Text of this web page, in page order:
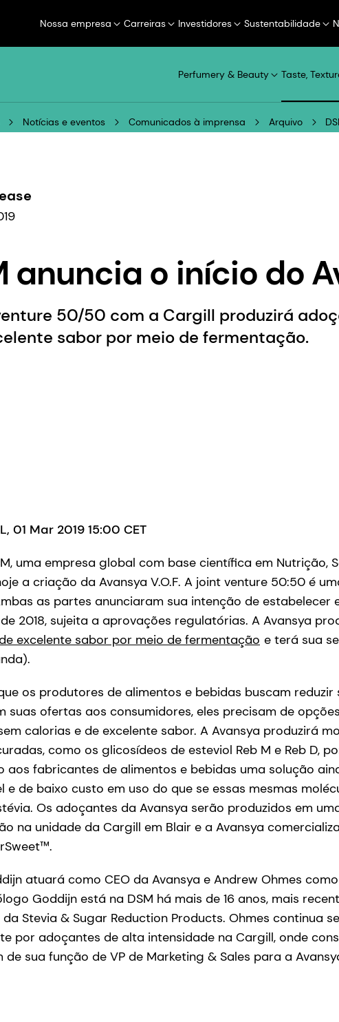
Nossa empresa Carreiras Investidores Sustentabilidade
Perfumery & Beauty Taste,
Notícias e eventos Comunicados à imprensa Arquivo
anuncia o início do
50/50 com a Cargill produzirá
sabor por meio de fermentação.
01 Mar 2019 15:00 CET
uma empresa global com base científica em Nutrição,
a criação da Avansya V.O.F. A joint venture 50:50 é
as partes anunciaram sua intenção de estabelecer
2018, sujeita a aprovações regulatórias. A Avansya
excelente sabor por meio de fermentação e terá sua
os produtores de alimentos e bebidas buscam
suas ofertas aos consumidores, eles precisam de
calorias e de excelente sabor. A Avansya produzirá
como os glicosídeos de esteviol Reb M e Reb D,
aos fabricantes de alimentos e bebidas uma solução
e de baixo custo em uso do que se essas mesmas
Os adoçantes da Avansya serão produzidos em
na unidade da Cargill em Blair e a Avansya
atuará como CEO da Avansya e Andrew Ohmes
Goddijn está na DSM há mais de 16 anos, mais
Stevia & Sugar Reduction Products. Ohmes continua
por adoçantes de alta intensidade na Cargill, onde
de sua função de VP de Marketing & Sales para a